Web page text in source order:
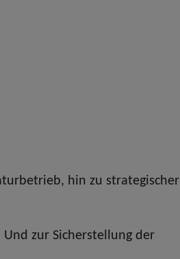
hin zu strategischer
zur Sicherstellung der